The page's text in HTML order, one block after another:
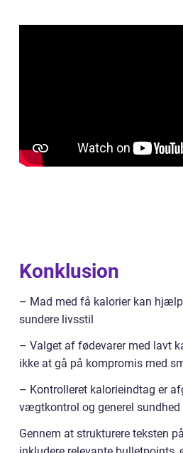
Konklusion
– Mad med få kalorier kan
sundere livsstil
– Valget af fødevarer med lavt
ikke at gå på kompromis med
– Kontrolleret kalorieindtag er
vægtkontrol og generel sundhed
Gennem at strukturere teksten